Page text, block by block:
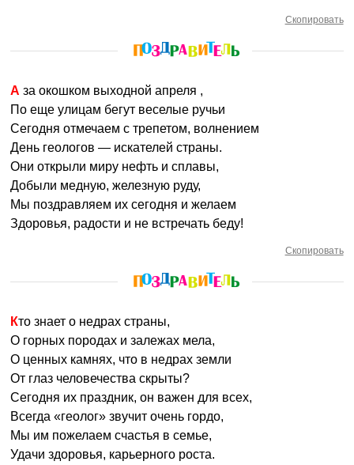
Скопировать
А за окошком выходной апреля ,
По еще улицам бегут веселые ручьи
Сегодня отмечаем с трепетом, волнением
День геологов — искателей страны.
Они открыли миру нефть и сплавы,
Добыли медную, железную руду,
Мы поздравляем их сегодня и желаем
Здоровья, радости и не встречать беду!
Скопировать
Кто знает о недрах страны,
О горных породах и залежах мела,
О ценных камнях, что в недрах земли
От глаз человечества скрыты?
Сегодня их праздник, он важен для всех,
Всегда «геолог» звучит очень гордо,
Мы им пожелаем счастья в семье,
Удачи здоровья, карьерного роста.